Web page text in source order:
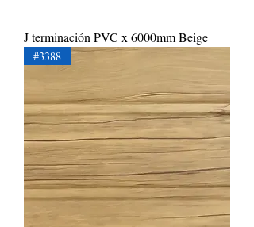
J terminación PVC x 6000mm Beige
#3388